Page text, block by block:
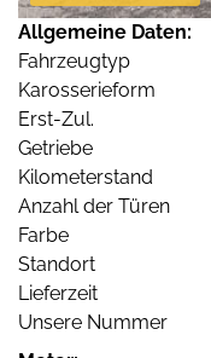
Allgemeine Daten:
Fahrzeugtyp
Karosserieform
Erst-Zul.
Getriebe
Kilometerstand
Anzahl der Türen
Farbe
Standort
Lieferzeit
Unsere Nummer